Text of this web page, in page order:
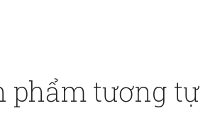
phẩm tương tự